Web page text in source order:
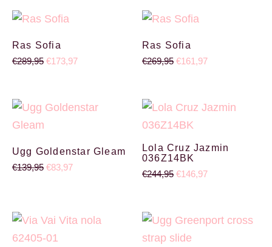
Ras Sofia
€289,95
Oorspronkelijke prijs was: €289,95.
€173,97
Huidige prijs is: €173,97.
Ras Sofia
€269,95
Oorspronkelijke prijs
€161,97
Ugg Goldenstar Gleam
€139,95
Oorspronkelijke prijs was: €139,95.
€83,97
Huidige prijs is: €83,97.
Lola Cruz Jazmin
036Z14BK
€244,95
Oorspronkelijke prijs
€146,97
Huidige prijs is:
Oorspronkelijke prijs was: €89,95.
Huidige prijs is: €53,97. Oorspronkelijke prijs
Huidige prijs is: